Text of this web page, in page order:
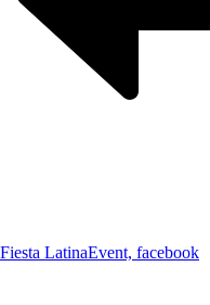
Fiesta LatinaEvent, facebook